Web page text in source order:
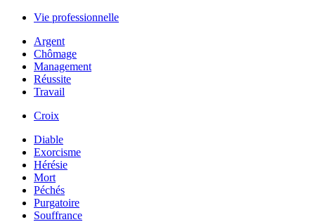
Vie professionnelle
Argent
Chômage
Management
Réussite
Travail
Croix
Diable
Exorcisme
Hérésie
Mort
Péchés
Purgatoire
Souffrance